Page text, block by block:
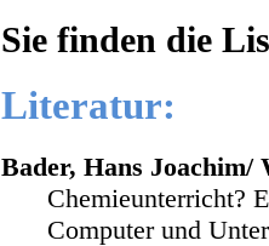
Sie finden die
Literatur:
Bader, Hans Joachim/
Chemieunterricht?
Computer und